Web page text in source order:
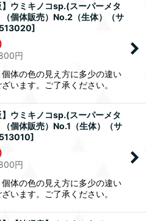
】ウミキノコsp.(スーパーメタ
（個体販売）No.2（生体）（サ
]
円
体の色の見え方に多少の違い
います。ご了承ください。
】ウミキノコsp.(スーパーメタ
個体販売）No.1（生体）（サ
]
円
体の色の見え方に多少の違い
います。ご了承ください。